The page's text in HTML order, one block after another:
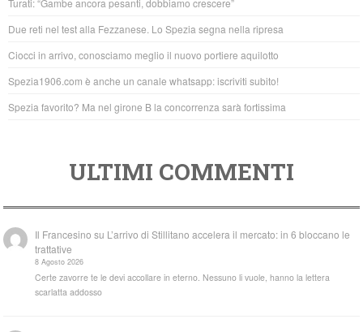
o
o
k
p
p
Turati: “Gambe ancora pesanti, dobbiamo crescere”
Due reti nel test alla Fezzanese. Lo Spezia segna nella ripresa
Ciocci in arrivo, conosciamo meglio il nuovo portiere aquilotto
Spezia1906.com è anche un canale whatsapp: iscriviti subito!
Spezia favorito? Ma nel girone B la concorrenza sarà fortissima
ULTIMI COMMENTI
Il Francesino su L’arrivo di Stillitano accelera il mercato: in 6 bloccano le
trattative
8 Agosto 2026
Certe zavorre te le devi accollare in eterno. Nessuno li vuole, hanno la lettera
scarlatta addosso